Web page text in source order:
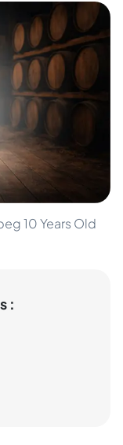
10 Years Old
: